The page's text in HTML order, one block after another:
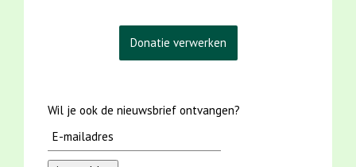
Wil je ook de nieuwsbrief ontvangen?